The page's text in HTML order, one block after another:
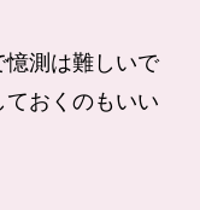
憶測は難しいで
おくのもいい